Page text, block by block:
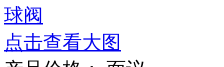
点击查看大图